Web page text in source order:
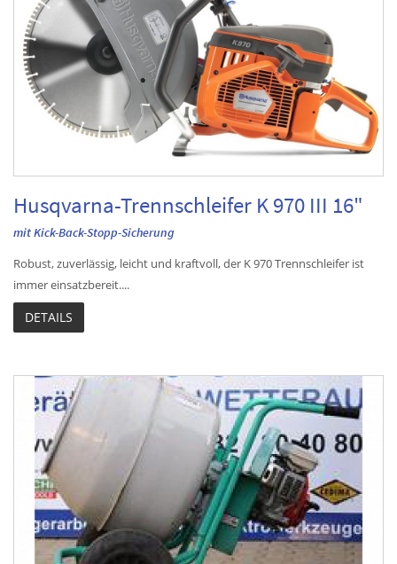
Husqvarna-Trennschleifer K 970 III 16"
mit Kick-Back-Stopp-Sicherung
Robust, zuverlässig, leicht und kraftvoll, der K 970 Trennschleifer ist
immer einsatzbereit....
DETAILS